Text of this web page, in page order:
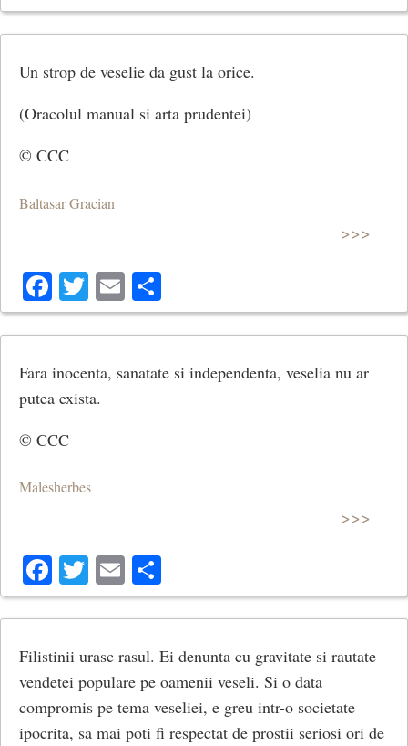
Un strop de veselie da gust la orice.
(Oracolul manual si arta prudentei)
© CCC
Baltasar Gracian
>>>
Facebook
Twitter
Email
Fara inocenta, sanatate si independenta, veselia nu ar
putea exista.
© CCC
Malesherbes
>>>
Facebook
Twitter
Email
Filistinii urasc rasul. Ei denunta cu gravitate si rautate
vendetei populare pe oamenii veseli. Si o data
compromis pe tema veseliei, e greu intr-o societate
ipocrita, sa mai poti fi respectat de prostii seriosi ori de